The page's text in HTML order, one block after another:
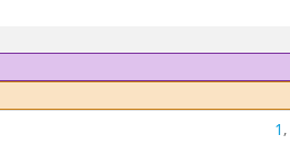
1,